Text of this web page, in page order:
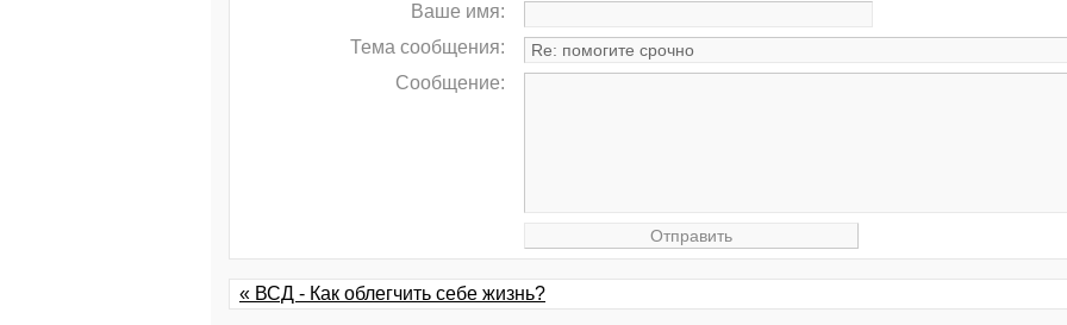
Ваше имя:
Тема сообщения:
Сообщение:
« ВСД - Как облегчить себе жизнь?